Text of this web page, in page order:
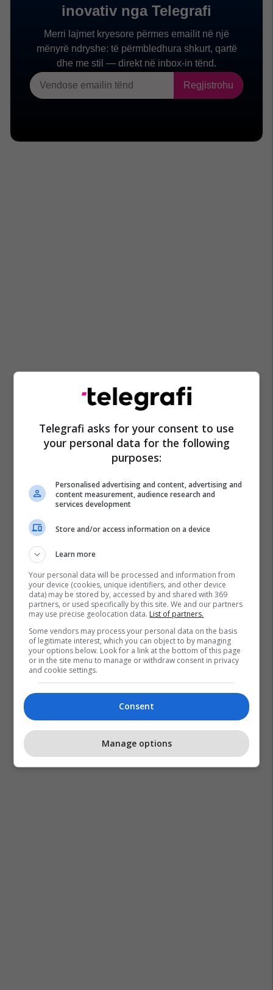
Telegrafi asks for your consent to use
your personal data for the following
purposes:
Personalised advertising and content, advertising and
content measurement, audience research and
services development
Store and/or access information on a device
Learn more
Your personal data will be processed and information from
your device (cookies, unique identifiers, and other device
data) may be stored by, accessed by and shared with 369
partners, or used specifically by this site. We and our partners
may use precise geolocation data. List of partners.
Some vendors may process your personal data on the basis
of legitimate interest, which you can object to by managing
your options below. Look for a link at the bottom of this page
or in the site menu to manage or withdraw consent in privacy
and cookie settings.
Consent
Manage options